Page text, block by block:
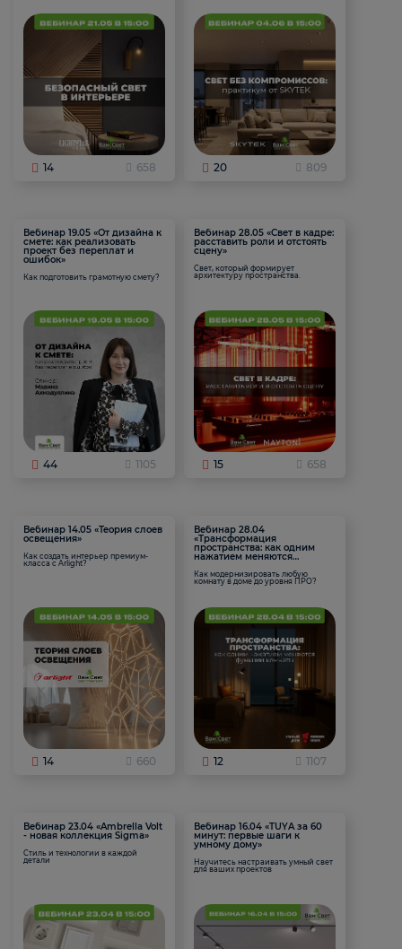
14 658 20 809
Вебинар 19.05 «От дизайна к
смете: как реализовать
проект без переплат и
ошибок»
Как подготовить грамотную смету?
44 1105
Вебинар 28.05 «Свет в кадре:
расставить роли и отстоять
сцену»
Свет, который формирует
архитектуру пространства.
15 658
Вебинар 14.05 «Теория слоев
освещения»
Как создать интерьер премиум-
класса с Arlight?
14 660
Вебинар 28.04
«Трансформация
пространства: как одним
нажатием меняются
Как модернизировать любую
комнату в доме до уровня ПРО?
12 1107
Вебинар 23.04 «Ambrella Volt
- новая коллекция Sigma»
Стиль и технологии в каждой
детали
Вебинар 16.04 «TUYA за 60
минут: первые шаги к
умному дому»
Научитесь настраивать умный свет
для ваших проектов